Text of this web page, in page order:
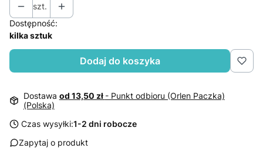
szt.
Dostępność:
kilka sztuk
Dodaj do koszyka
Dostawa od 13,50 zł - Punkt odbioru (Orlen Paczka)
(Polska)
Czas wysyłki:1-2 dni robocze
Zapytaj o produkt